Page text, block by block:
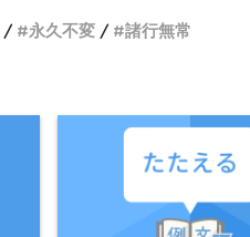
永久不変 諸行無常